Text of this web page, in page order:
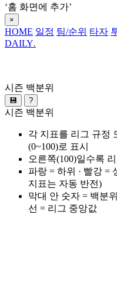
‘홈 화면에 추가’
×
HOME 일정 팀/순위 타자
DAILY.
시즌 백분위
💾 ?
시즌 백분위
각 지표를 리그 규정
(0~100)로 표시
오른쪽(100)일수록
파랑 = 하위 · 빨강 =
지표는 자동 반전)
막대 안 숫자 = 백분
선 = 리그 중앙값